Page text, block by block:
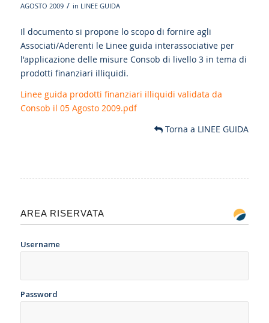
AGOSTO 2009 / in LINEE GUIDA
Il documento si propone lo scopo di fornire agli
Associati/Aderenti le Linee guida interassociative per
l'applicazione delle misure Consob di livello 3 in tema di
prodotti finanziari illiquidi.
Linee guida prodotti finanziari illiquidi validata da
Consob il 05 Agosto 2009.pdf
Torna a LINEE GUIDA
AREA RISERVATA
Username
Password